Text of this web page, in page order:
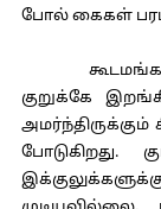
போல் கைகள்
குறுக்கே
அமர்ந்திருக்கும்
போடுகிறது.